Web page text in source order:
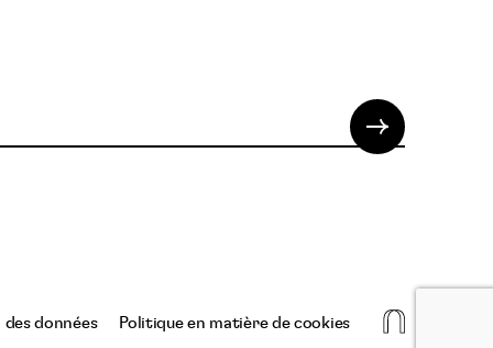
données Politique en matière de cookies
La
niche